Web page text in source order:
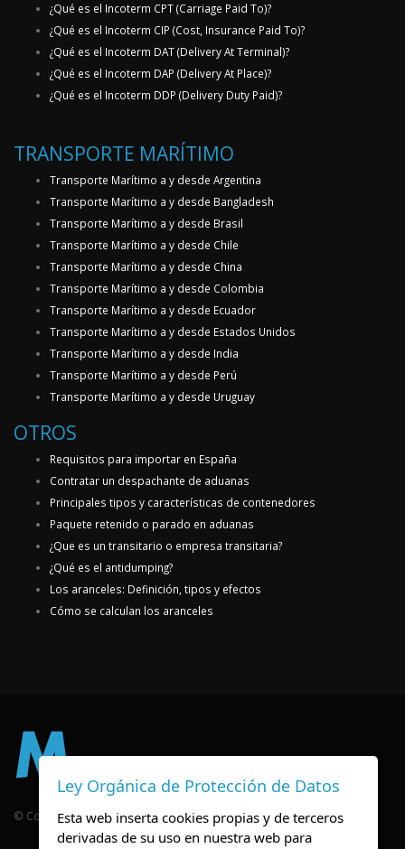
Ley Orgánica de Protección de Datos
Esta web inserta cookies propias y de terceros
derivadas de su uso en nuestra web para
¿Qué es el Incoterm CPT (Carriage Paid To)?
¿Qué es el Incoterm CIP (Cost, Insurance Paid To)?
¿Qué es el Incoterm DAT (Delivery At Terminal)?
¿Qué es el Incoterm DAP (Delivery At Place)?
¿Qué es el Incoterm DDP (Delivery Duty Paid)?
TRANSPORTE MARÍTIMO
Transporte Marítimo a y desde Argentina
Transporte Marítimo a y desde Bangladesh
Transporte Marítimo a y desde Brasil
Transporte Marítimo a y desde Chile
Transporte Marítimo a y desde China
Transporte Marítimo a y desde Colombia
Transporte Marítimo a y desde Ecuador
Transporte Marítimo a y desde Estados Unidos
Transporte Marítimo a y desde India
Transporte Marítimo a y desde Perú
Transporte Marítimo a y desde Uruguay
OTROS
Requisitos para importar en España
Contratar un despachante de aduanas
Principales tipos y características de contenedores
Paquete retenido o parado en aduanas
¿Que es un transitario o empresa transitaria?
¿Qué es el antidumping?
Los aranceles: Definición, tipos y efectos
Cómo se calculan los aranceles
© Copyright 2026